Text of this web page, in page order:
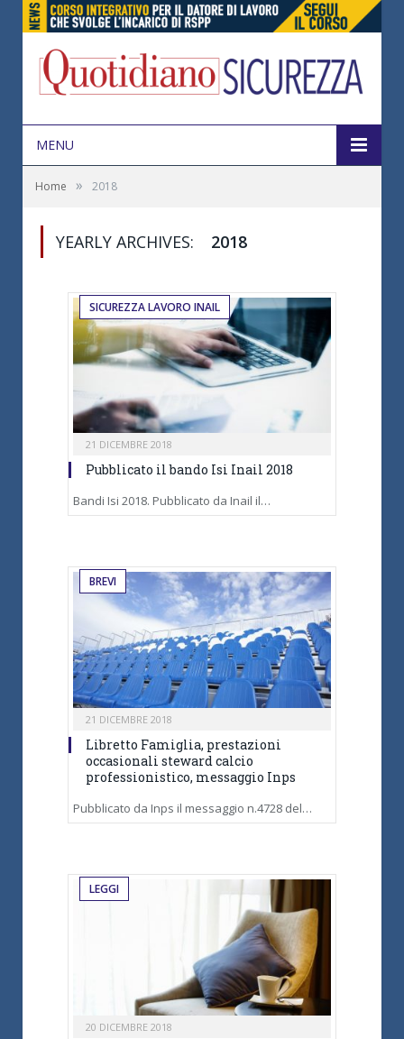
MENU
Home » 2018
YEARLY ARCHIVES: 2018
SICUREZZA LAVORO INAIL
21 DICEMBRE 2018
Pubblicato il bando Isi Inail 2018
Bandi Isi 2018. Pubblicato da Inail il…
BREVI
21 DICEMBRE 2018
Libretto Famiglia, prestazioni
occasionali steward calcio
professionistico, messaggio Inps
Pubblicato da Inps il messaggio n.4728 del…
LEGGI
20 DICEMBRE 2018